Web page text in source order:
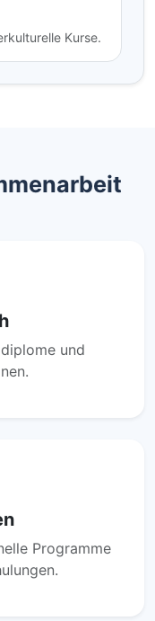
Kurse.
und
Programme